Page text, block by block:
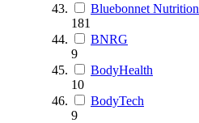
Bluebonnet Nutrition
181
BNRG
9
BodyHealth
10
BodyTech
9